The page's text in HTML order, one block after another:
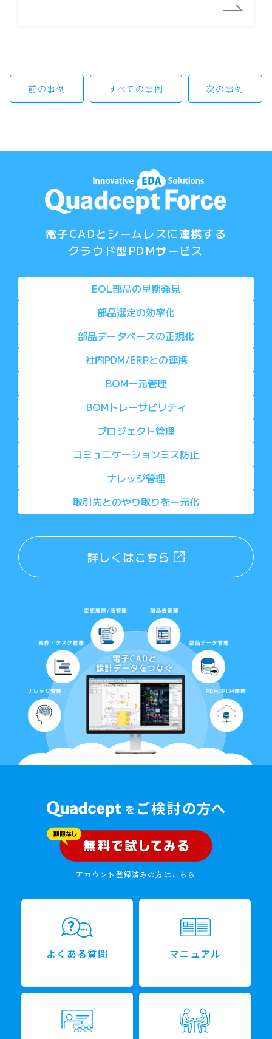
前の事例 すべての事例 次の事例
電子CADとシームレスに連携する
クラウド型PDMサービス
EOL部品の早期発見
部品選定の効率化
部品データベースの正規化
社内PDM/ERPとの連携
BOM一元管理
BOMトレーサビリティ
プロジェクト管理
コミュニケーションミス防止
ナレッジ管理
取引先とのやり取りを一元化
詳しくはこちら
アカウント登録済みの方はこちら
よくある質問 マニュアル